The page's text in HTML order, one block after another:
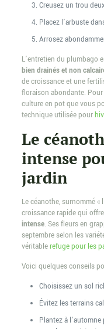
Creusez un trou
Placez l’arbuste
Arrosez
L’entretien du plumbago
bien drainés et non
de croissance et une
floraison abondante.
culture en pot que vous
technique utilisée pour
Le
intense
jardin
Le céanothe, surnommé «
croissance rapide qui
intense. Ses fleurs en
septembre selon les
véritablerefuge pour les
Voici quelques conseils
Choisissez un sol
Évitez les terrains
Plantez à